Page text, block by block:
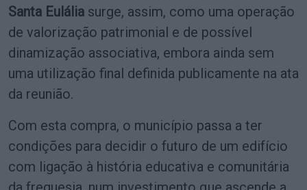
Santa Eulália surge, assim, como uma operação
de valorização patrimonial e de possível
dinamização associativa, embora ainda sem
uma utilização final definida publicamente na ata
da reunião.
Com esta compra, o município passa a ter
condições para decidir o futuro de um edifício
com ligação à história educativa e comunitária